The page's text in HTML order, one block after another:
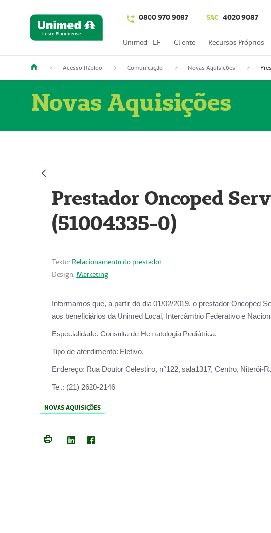
0800 970 9087 SAC 4020 9087
Unimed - LF Cliente Recursos Próprios
Acesso Rápido Comunicação Novas Aquisições
Novas Aquisições
Prestador Oncoped
(51004335-0)
Texto: Relacionamento do prestador
Design: Marketing
Informamos que, a partir do dia 01/02/2019, o prestador Oncoped
aos beneficiários da Unimed Local, Intercâmbio Federativo e
Especialidade: Consulta de Hematologia Pediátrica.
Tipo de atendimento: Eletivo.
Endereço: Rua Doutor Celestino, n°122, sala1317, Centro, Niterói-
Tel.: (21) 2620-2146
NOVAS AQUISIÇÕES